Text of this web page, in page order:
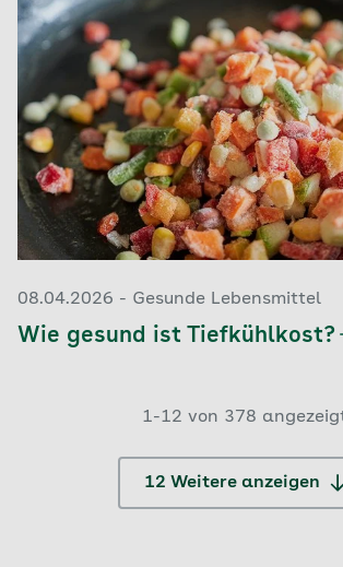
08.04.2026 - Gesunde Lebensmittel
Wie gesund ist Tiefkühlkost?
1-12 von 378
12 Weitere anzeigen